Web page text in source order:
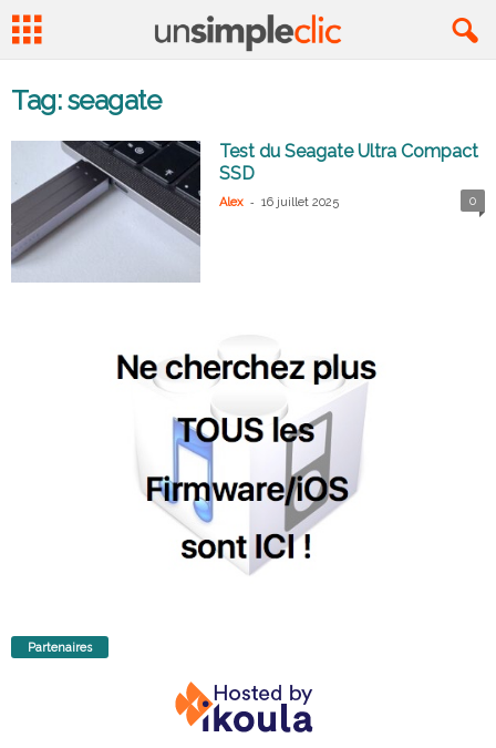
Tag: seagate
Test du Seagate Ultra Compact
SSD
Alex - 16 juillet 2025 0
Partenaires